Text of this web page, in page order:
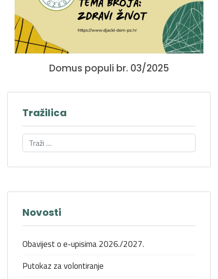
Domus populi br. 03/2025
Tražilica
Novosti
Obavijest o e-upisima 2026./2027.
Putokaz za volontiranje